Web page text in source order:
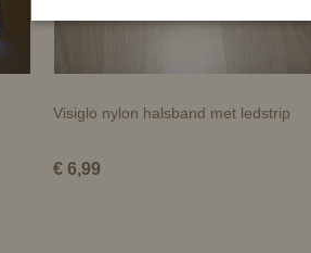
Visiglo nylon halsband met ledstrip
€ 6,99